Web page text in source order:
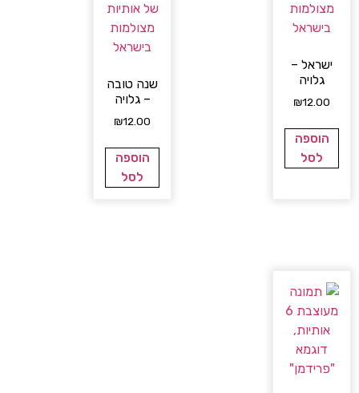
ישראל –
גלויה
₪12.00
הוספה
לסל
שנה טובה
– גלויה
₪12.00
הוספה
לסל